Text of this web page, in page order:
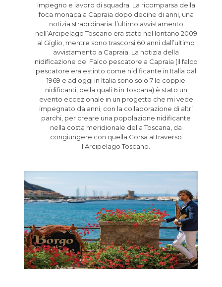
impegno e lavoro di squadra. La ricomparsa della
foca monaca a Capraia dopo decine di anni, una
notizia straordinaria: l’ultimo avvistamento
nell’Arcipelago Toscano era stato nel lontano 2009
al Giglio, mentre sono trascorsi 60 anni dall’ultimo
avvistamento a Capraia. La notizia della
nidificazione del Falco pescatore a Capraia (il falco
pescatore era estinto come nidificante in Italia dal
1969 e ad oggi in Italia sono solo 7 le coppie
nidificanti, della quali 6 in Toscana) è stato un
evento eccezionale in un progetto che mi vede
impegnato da anni, con la collaborazione di altri
parchi, per creare una popolazione nidificante
nella costa meridionale della Toscana, da
congiungere con quella Corsa attraverso
l’Arcipelago Toscano.